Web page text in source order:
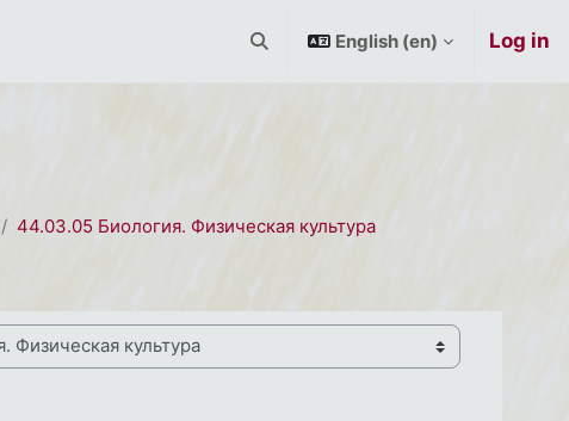
Toggle search input
English ‎(en)‎ Log in
44.03.05 Биология. Физическая культура